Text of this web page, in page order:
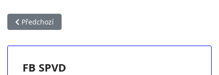
Předchozí článek: Aktuálně
Předchozí
FB SPVD